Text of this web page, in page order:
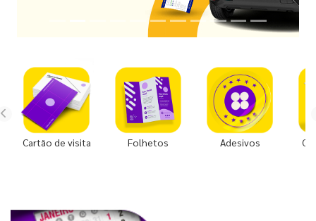
Cartão de visita Folhetos Adesivos